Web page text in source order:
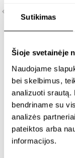
Sutikimas
Šioje svetainėje
Naudojame
bei skelbimus,
analizuoti srautą.
bendriname su
analizės
pateiktos arba
informacijos.
paauksuotas
kaklo
mm medaus
gintaru –
lunar